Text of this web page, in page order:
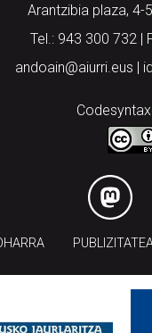
Arantzibia plaza, 4-
Tel.: 943 300 732 |
andoain@aiurri.eus |